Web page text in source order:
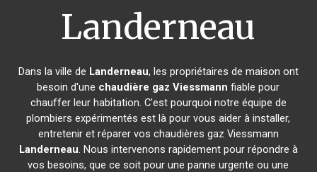
Landerneau
Dans la ville de Landerneau, les propriétaires de maison ont
besoin d'une chaudière gaz Viessmann fiable pour
chauffer leur habitation. C'est pourquoi notre équipe de
plombiers expérimentés est là pour vous aider à installer,
entretenir et réparer vos chaudières gaz Viessmann
Landerneau. Nous intervenons rapidement pour répondre à
vos besoins, que ce soit pour une panne urgente ou une